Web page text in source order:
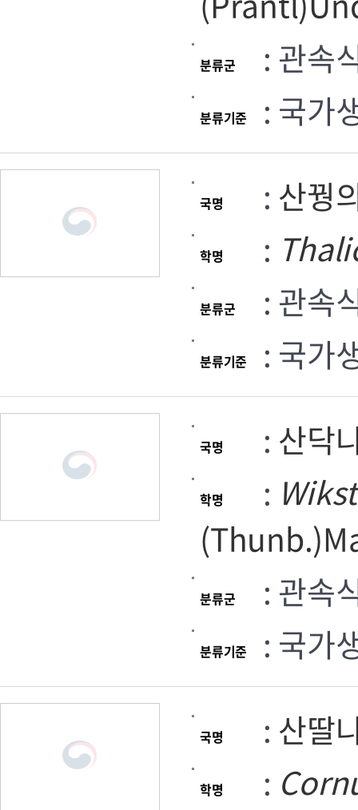
분류군 : 관속
분류기준 : 국가
국명 : 산꿩
학명 :
분류군 : 관속
분류기준 : 국가
국명 : 산닥
학명 :
분류군 : 관속
분류기준 : 국가
국명 : 산딸
학명 :